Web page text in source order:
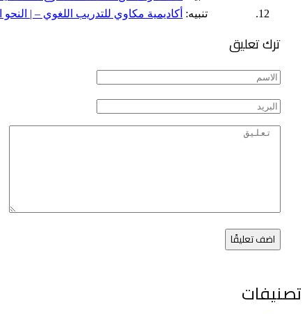
تنبيه: أكاديمية مكاوي للتدريب اللغوي – | النحو
ترك تعليق
اضف تعليقًا
تصنيفات